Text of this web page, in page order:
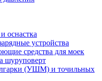
оснастка
устройства
средства для моек
шуруповерт
(УШМ) и точильных